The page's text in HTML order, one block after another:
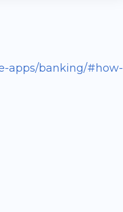
apps/banking/#how-